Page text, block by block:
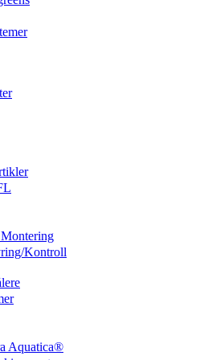
Kontroll
Aquatica®